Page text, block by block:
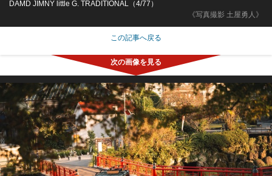
《写真撮影 土屋勇人》
DAMD JIMNY little G. TRADITIONAL（4/77）
この記事へ戻る